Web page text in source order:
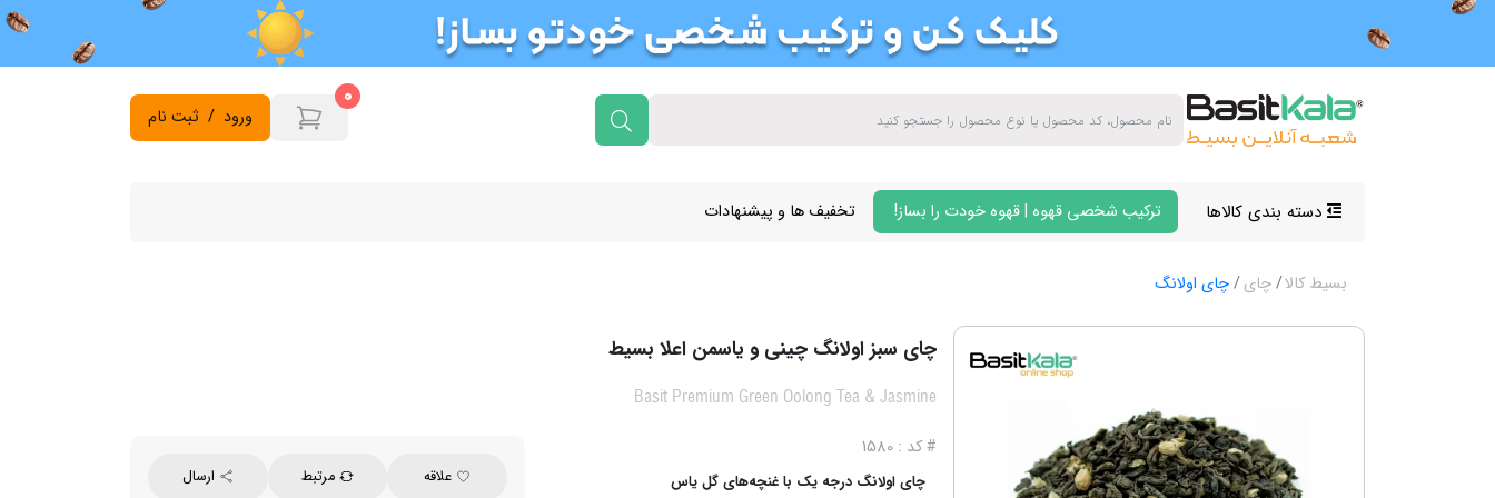
ثبت نام / ورود
0
دسته بندی کالاها ترکیب شخصی قهوه | قهوه خودت را بساز! تخفیف ها و پیشنهادات
بسیط کالا چای چای اولانگ
چای سبز اولانگ چینی و یاسمن اعلا بسیط
Basit Premium Green Oolong Tea & Jasmine
# کد : 1580
چای اولانگ درجه یک با غنچه‌های گل یاس
علاقه مرتبط ارسال